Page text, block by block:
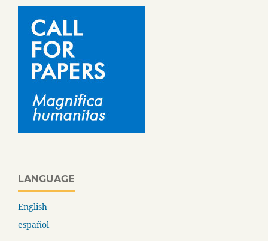
LANGUAGE
English
español